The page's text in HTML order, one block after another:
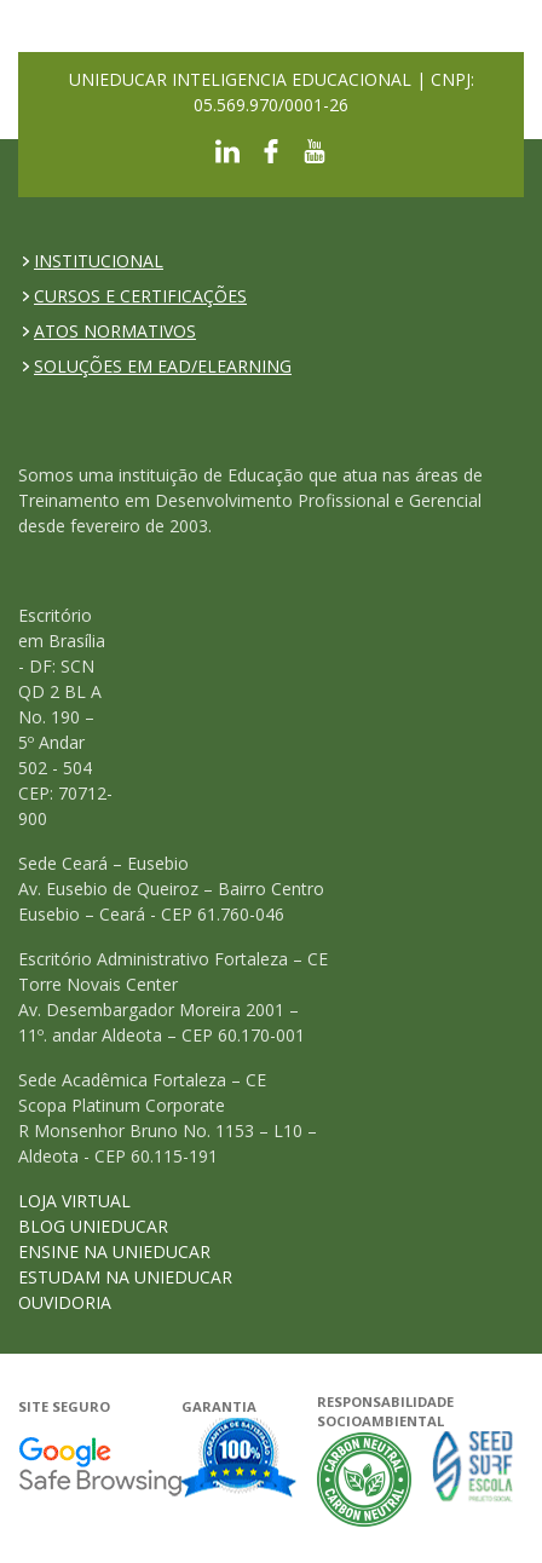
UNIEDUCAR INTELIGENCIA EDUCACIONAL | CNPJ:
05.569.970/0001-26
INSTITUCIONAL
CURSOS E CERTIFICAÇÕES
ATOS NORMATIVOS
SOLUÇÕES EM EAD/ELEARNING
Somos uma instituição de Educação que atua nas áreas de
Treinamento em Desenvolvimento Profissional e Gerencial
desde fevereiro de 2003.
Escritório
em Brasília
- DF: SCN
QD 2 BL A
No. 190 –
5º Andar
502 - 504
CEP: 70712-
900
Sede Ceará – Eusebio
Av. Eusebio de Queiroz – Bairro Centro
Eusebio – Ceará - CEP 61.760-046
Escritório Administrativo Fortaleza – CE
Torre Novais Center
Av. Desembargador Moreira 2001 –
11º. andar Aldeota – CEP 60.170-001
Sede Acadêmica Fortaleza – CE
Scopa Platinum Corporate
R Monsenhor Bruno No. 1153 – L10 –
Aldeota - CEP 60.115-191
LOJA VIRTUAL
BLOG UNIEDUCAR
ENSINE NA UNIEDUCAR
ESTUDAM NA UNIEDUCAR
OUVIDORIA
SITE SEGURO
Google - Status do site no
GARANTIA
Garantia de satisfação
RESPONSABILIDADE
SOCIOAMBIENTAL
A